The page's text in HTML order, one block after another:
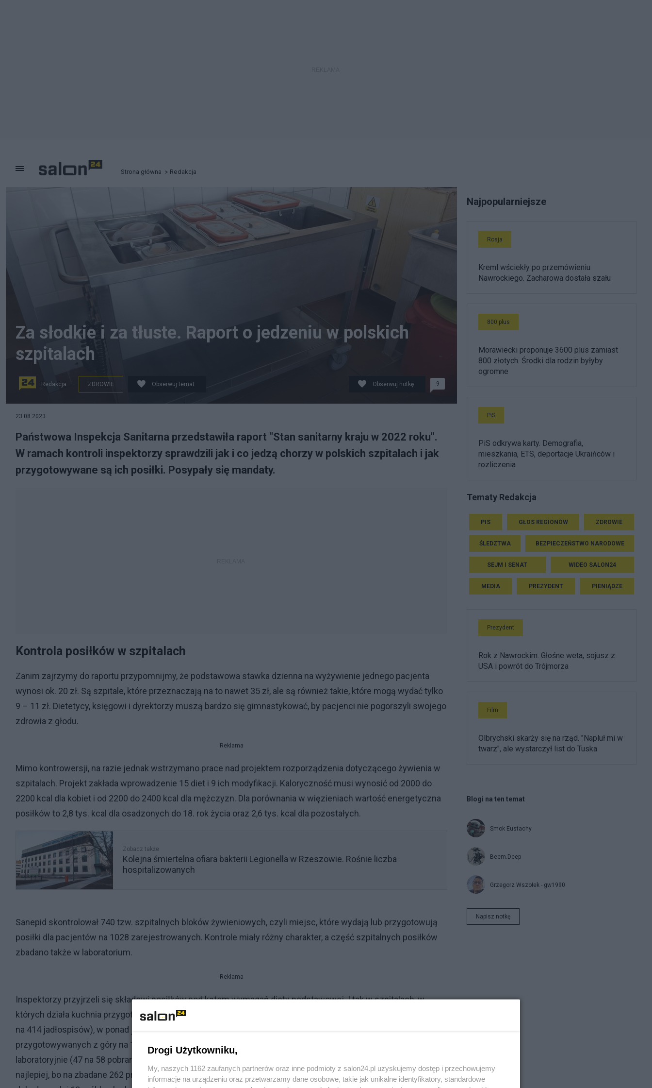
Strona główna Redakcja
Za słodkie i za tłuste. Raport o jedzeniu w polskich
szpitalach
Redakcja ZDROWIE Obserwuj temat Obserwuj notkę 9
23.08.2023
Państwowa Inspekcja Sanitarna przedstawiła raport "Stan sanitarny kraju w 2022 roku".
W ramach kontroli inspektorzy sprawdzili jak i co jedzą chorzy w polskich szpitalach i jak
przygotowywane są ich posiłki. Posypały się mandaty.
Kontrola posiłków w szpitalach
Zanim zajrzymy do raportu przypomnijmy, że podstawowa stawka dzienna na wyżywienie jednego pacjenta
wynosi ok. 20 zł. Są szpitale, które przeznaczają na to nawet 35 zł, ale są również takie, które mogą wydać tylko
9 – 11 zł. Dietetycy, księgowi i dyrektorzy muszą bardzo się gimnastykować, by pacjenci nie pogorszyli swojego
zdrowia z głodu.
Reklama
Mimo kontrowersji, na razie jednak wstrzymano prace nad projektem rozporządzenia dotyczącego żywienia w
szpitalach. Projekt zakłada wprowadzenie 15 diet i 9 ich modyfikacji. Kaloryczność musi wynosić od 2000 do
2200 kcal dla kobiet i od 2200 do 2400 kcal dla mężczyzn. Dla porównania w więzieniach wartość energetyczna
posiłków to 2,8 tys. kcal dla osadzonych do 18. rok życia oraz 2,6 tys. kcal dla pozostałych.
Zobacz także
Kolejna śmiertelna ofiara bakterii Legionella w Rzeszowie. Rośnie liczba
hospitalizowanych
Sanepid skontrolował 740 tzw. szpitalnych bloków żywieniowych, czyli miejsc, które wydają lub przygotowują
posiłki dla pacjentów na 1028 zarejestrowanych. Kontrole miały różny charakter, a część szpitalnych posiłków
zbadano także w laboratorium.
Reklama
Inspektorzy przyjrzeli się składowi posiłków pod kątem wymagań diety podstawowej. I tak w szpitalach, w
których działa kuchnia przygotowująca posiłki stwierdzono nieprawidłowości w co czwartym jadłospisie (102
na 414 jadłospisów), w ponad jednej trzeciej tzw. zestawów dekadowych, czyli w jadłospisach
przygotowywanych z góry na 10 dni (62 na 173 zestawów) oraz w aż 80 proc. próbek posiłków zbadanych
laboratoryjnie (47 na 58 pobranych). W szpitalach, gdzie posiłki dostarczane są w formie cateringu tez nie było
najlepiej, bo na zbadane 262 próbki nieprawidłowości stwierdzono w 60 jadłospisach, w 24 zestawieniach
Najpopularniejsze
Rosja
Kreml wściekły po przemówieniu
Nawrockiego. Zacharowa dostała szału
800 plus
Morawiecki proponuje 3600 plus zamiast
800 złotych. Środki dla rodzin byłyby
ogromne
PiS
PiS odkrywa karty. Demografia,
mieszkania, ETS, deportacje Ukraińców i
rozliczenia
Tematy Redakcja
PIS GŁOS REGIONÓW ZDROWIE
ŚLEDZTWA BEZPIECZEŃSTWO NARODOWE
SEJM I SENAT WIDEO SALON24
MEDIA PREZYDENT PIENIĄDZE
Prezydent
Rok z Nawrockim. Głośne weta, sojusz z
USA i powrót do Trójmorza
Film
Olbrychski skarży się na rząd. "Napluł mi w
twarz", ale wystarczył list do Tuska
Blogi na ten temat
Smok Eustachy
Beem.Deep
Grzegorz Wszołek - gw1990
Napisz notkę
Drogi Użytkowniku,
My, naszych 1162 zaufanych partnerów oraz inne podmioty z salon24.pl uzyskujemy dostęp i przechowujemy
informacje na urządzeniu oraz przetwarzamy dane osobowe, takie jak unikalne identyfikatory, standardowe